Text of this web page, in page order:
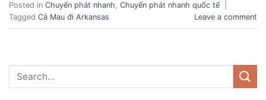
Posted in Chuyển phát nhanh, Chuyển phát nhanh quốc tế
Tagged Cà Mau đi Arkansas Leave a comment